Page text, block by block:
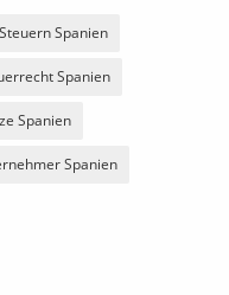
Steuern Spanien
Spanien
Spanien
Spanien